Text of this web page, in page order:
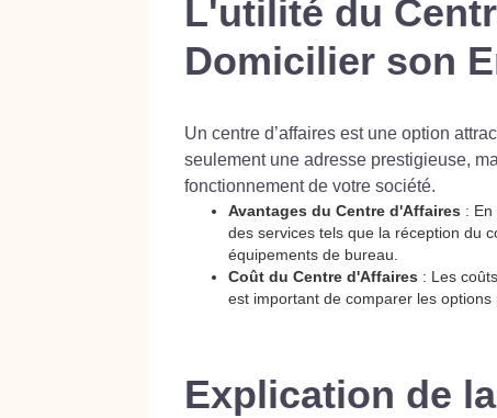
L'utilité du
Domicilier son
Un centre d’affaires est une option
seulement une adresse prestigieuse,
fonctionnement de votre société.
Avantages du Centre d'Affaires : En
des services tels que la réception du
équipements de bureau.
Coût du Centre d'Affaires : Les
est important de comparer les
Explication de